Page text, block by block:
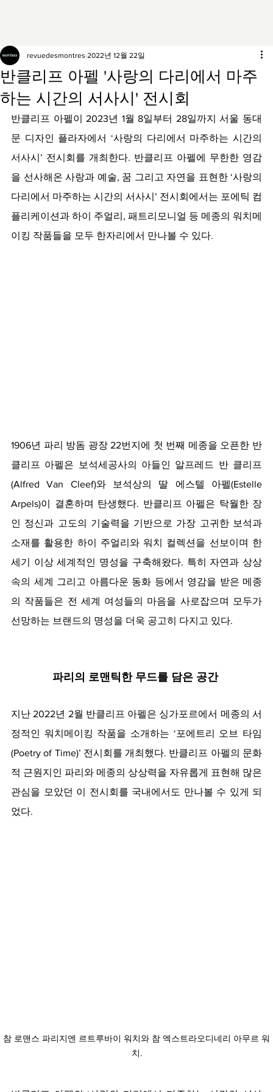
반클리프 아펠 '사랑의 다리에서 마주
하는 시간의 서사시' 전시회
revuedesmontres 2022년 12월 22일
반클리프 아펠이 2023년 1월 8일부터 28일까지 서울 동대
문 디자인 플라자에서 ‘사랑의 다리에서 마주하는 시간의
서사시’ 전시회를 개최한다. 반클리프 아펠에 무한한 영감
을 선사해온 사랑과 예술, 꿈 그리고 자연을 표현한 ‘사랑의
다리에서 마주하는 시간의 서사시’ 전시회에서는 포에틱 컴
플리케이션과 하이 주얼리, 패트리모니얼 등 메종의 워치메
이킹 작품들을 모두 한자리에서 만나볼 수 있다.
1906년 파리 방돔 광장 22번지에 첫 번째 메종을 오픈한 반
클리프 아펠은 보석세공사의 아들인 알프레드 반 클리프
(Alfred Van Cleef)와 보석상의 딸 에스텔 아펠(Estelle
Arpels)이 결혼하며 탄생했다. 반클리프 아펠은 탁월한 장
인 정신과 고도의 기술력을 기반으로 가장 고귀한 보석과
소재를 활용한 하이 주얼리와 워치 컬렉션을 선보이며 한
세기 이상 세계적인 명성을 구축해왔다. 특히 자연과 상상
속의 세계 그리고 아름다운 동화 등에서 영감을 받은 메종
의 작품들은 전 세계 여성들의 마음을 사로잡으며 모두가
선망하는 브랜드의 명성을 더욱 공고히 다지고 있다.
파리의 로맨틱한 무드를 담은 공간
지난 2022년 2월 반클리프 아펠은 싱가포르에서 메종의 서
정적인 워치메이킹 작품을 소개하는 ‘포에트리 오브 타임
(Poetry of Time)’ 전시회를 개최했다. 반클리프 아펠의 문화
적 근원지인 파리와 메종의 상상력을 자유롭게 표현해 많은
관심을 모았던 이 전시회를 국내에서도 만나볼 수 있게 되
었다.
참 로맨스 파리지엔 르트루바이 워치와 참 엑스트라오디네리 아무르 워
치.